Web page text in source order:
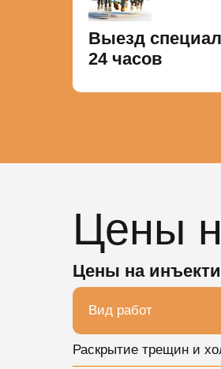
Выезд
24 часов
Цены
Цены на
Вид работ
Раскрытие трещин и